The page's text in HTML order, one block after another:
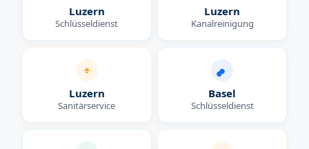
Luzern
Schlüsseldienst
Luzern
Kanalreinigung
Luzern
Sanitärservice
Basel
Schlüsseldienst